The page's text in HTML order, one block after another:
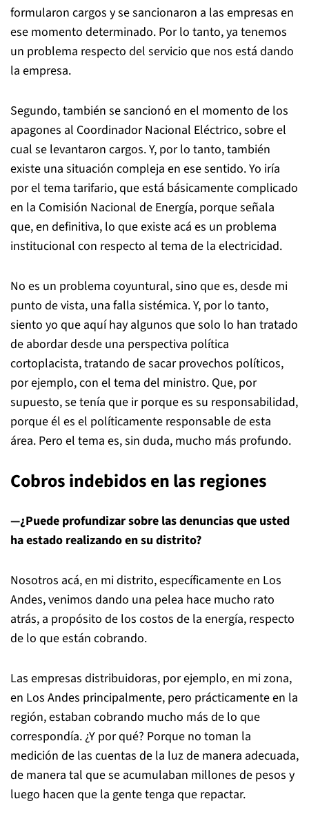
formularon cargos y se sancionaron a las empresas en
ese momento determinado. Por lo tanto, ya tenemos
un problema respecto del servicio que nos está dando
la empresa.
Segundo, también se sancionó en el momento de los
apagones al Coordinador Nacional Eléctrico, sobre el
cual se levantaron cargos. Y, por lo tanto, también
existe una situación compleja en ese sentido. Yo iría
por el tema tarifario, que está básicamente complicado
en la Comisión Nacional de Energía, porque señala
que, en definitiva, lo que existe acá es un problema
institucional con respecto al tema de la electricidad.
No es un problema coyuntural, sino que es, desde mi
punto de vista, una falla sistémica. Y, por lo tanto,
siento yo que aquí hay algunos que solo lo han tratado
de abordar desde una perspectiva política
cortoplacista, tratando de sacar provechos políticos,
por ejemplo, con el tema del ministro. Que, por
supuesto, se tenía que ir porque es su responsabilidad,
porque él es el políticamente responsable de esta
área. Pero el tema es, sin duda, mucho más profundo.
Cobros indebidos en las regiones
—¿Puede profundizar sobre las denuncias que usted
ha estado realizando en su distrito?
Nosotros acá, en mi distrito, específicamente en Los
Andes, venimos dando una pelea hace mucho rato
atrás, a propósito de los costos de la energía, respecto
de lo que están cobrando.
Las empresas distribuidoras, por ejemplo, en mi zona,
en Los Andes principalmente, pero prácticamente en la
región, estaban cobrando mucho más de lo que
correspondía. ¿Y por qué? Porque no toman la
medición de las cuentas de la luz de manera adecuada,
de manera tal que se acumulaban millones de pesos y
luego hacen que la gente tenga que repactar.